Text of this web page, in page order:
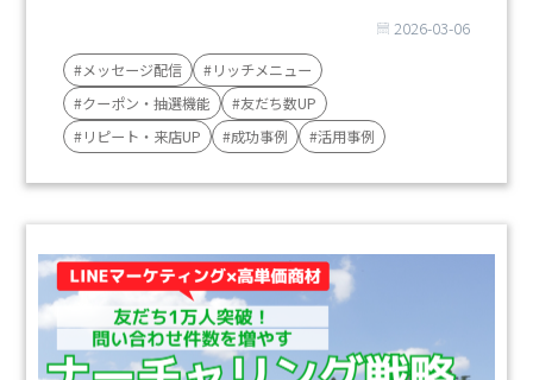
2026-03-06
#メッセージ配信
#リッチメニュー
#クーポン・抽選機能
#友だち数UP
#リピート・来店UP
#成功事例 #活用事例